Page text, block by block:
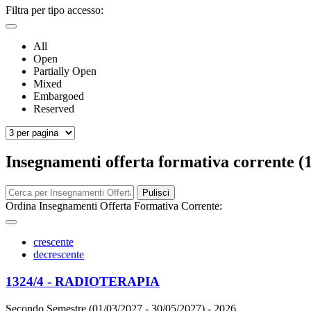
Filtra per tipo accesso:
All
Open
Partially Open
Mixed
Embargoed
Reserved
Insegnamenti offerta formativa corrente
Pulisci
Ordina Insegnamenti Offerta Formativa Corrente:
crescente
decrescente
1324/4 - RADIOTERAPIA
Secondo Semestre (01/03/2027 - 30/05/2027) - 2026